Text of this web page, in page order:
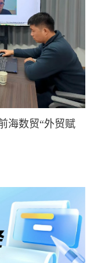
海数贸“外贸赋